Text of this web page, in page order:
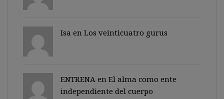
Isa en Los veinticuatro gurus
ENTRENA en El alma como ente
independiente del cuerpo